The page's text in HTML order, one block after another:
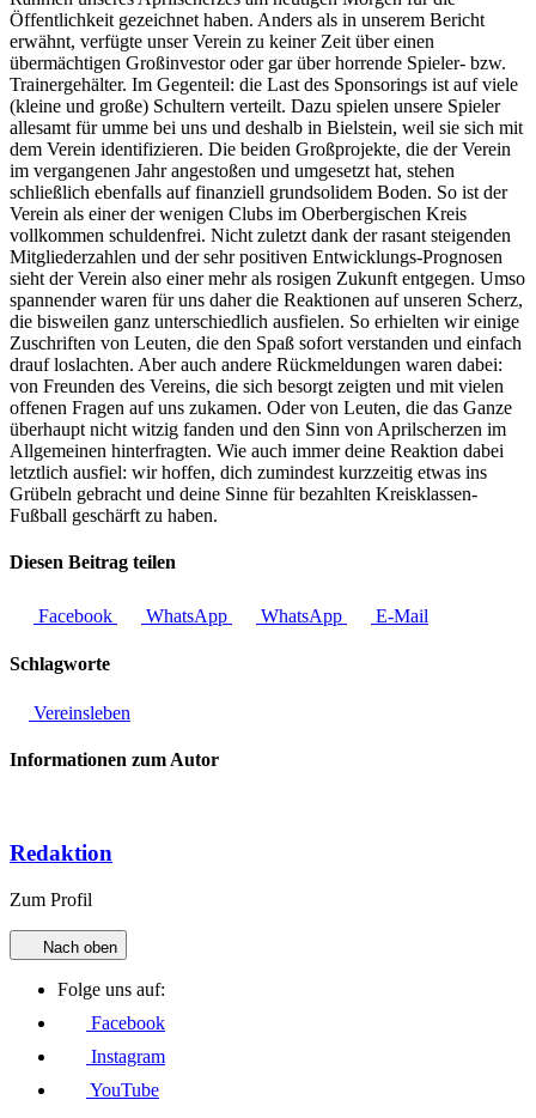
Öffentlichkeit gezeichnet haben. Anders als in unserem Bericht
erwähnt, verfügte unser Verein zu keiner Zeit über einen
übermächtigen Großinvestor oder gar über horrende Spieler- bzw.
Trainergehälter. Im Gegenteil: die Last des Sponsorings ist auf viele
(kleine und große) Schultern verteilt. Dazu spielen unsere Spieler
allesamt für umme bei uns und deshalb in Bielstein, weil sie sich mit
dem Verein identifizieren. Die beiden Großprojekte, die der Verein
im vergangenen Jahr angestoßen und umgesetzt hat, stehen
schließlich ebenfalls auf finanziell grundsolidem Boden. So ist der
Verein als einer der wenigen Clubs im Oberbergischen Kreis
vollkommen schuldenfrei. Nicht zuletzt dank der rasant steigenden
Mitgliederzahlen und der sehr positiven Entwicklungs-Prognosen
sieht der Verein also einer mehr als rosigen Zukunft entgegen. Umso
spannender waren für uns daher die Reaktionen auf unseren Scherz,
die bisweilen ganz unterschiedlich ausfielen. So erhielten wir einige
Zuschriften von Leuten, die den Spaß sofort verstanden und einfach
drauf loslachten. Aber auch andere Rückmeldungen waren dabei:
von Freunden des Vereins, die sich besorgt zeigten und mit vielen
offenen Fragen auf uns zukamen. Oder von Leuten, die das Ganze
überhaupt nicht witzig fanden und den Sinn von Aprilscherzen im
Allgemeinen hinterfragten. Wie auch immer deine Reaktion dabei
letztlich ausfiel: wir hoffen, dich zumindest kurzzeitig etwas ins
Grübeln gebracht und deine Sinne für bezahlten Kreisklassen-
Fußball geschärft zu haben.
Diesen Beitrag teilen
Facebook WhatsApp WhatsApp E-Mail
Schlagworte
Vereinsleben
Informationen zum Autor
Redaktion
Zum Profil
Nach oben
Folge uns auf:
Facebook
Instagram
YouTube